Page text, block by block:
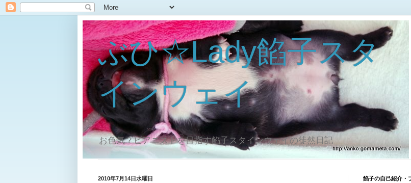
ぶひ☆Lady餡子スタ
インウェイ
お色気？ピアニストを目指す餡子スタインウェイの徒然日記
2010年7月14日水曜日 餡子の自己紹介・